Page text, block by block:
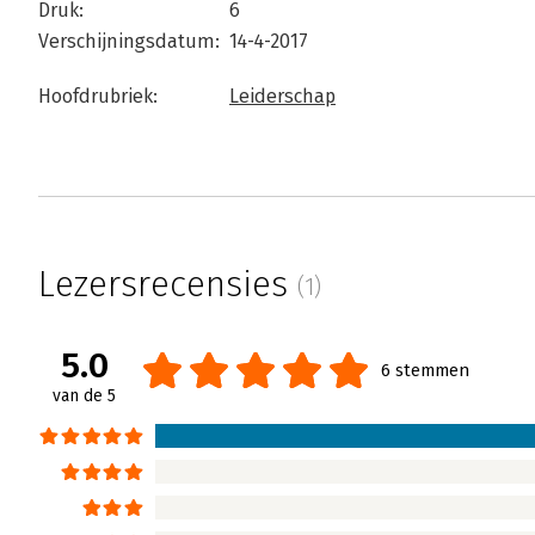
Druk:
6
Verschijningsdatum: 14-4-2017
Hoofdrubriek: Leiderschap
Lezersrecensies (1)
5.0
van de 5
6 stemmen